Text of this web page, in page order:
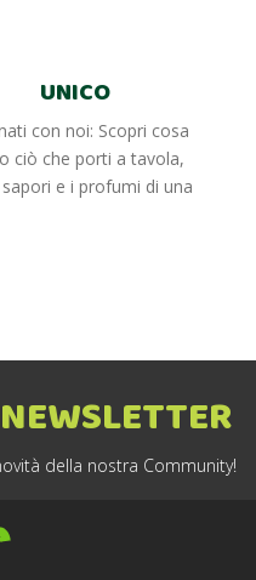
UNICO
con noi: Scopri cosa
ciò che porti a tavola,
e i profumi di una
della nostra Community!